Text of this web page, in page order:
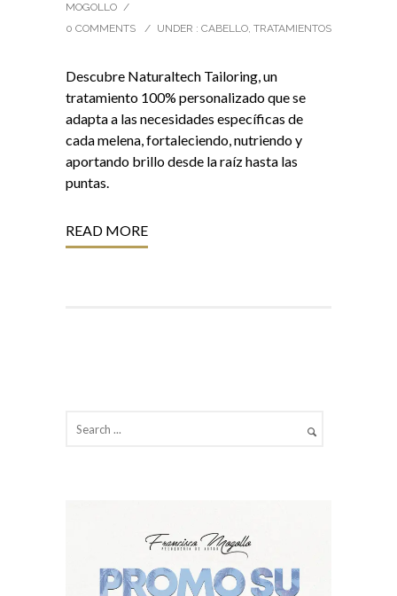
MOGOLLO /
0 COMMENTS
/ UNDER : CABELLO, TRATAMIENTOS
Descubre Naturaltech Tailoring, un
tratamiento 100% personalizado que se
adapta a las necesidades específicas de
cada melena, fortaleciendo, nutriendo y
aportando brillo desde la raíz hasta las
puntas.
READ MORE